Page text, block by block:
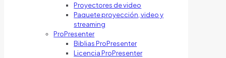
Proyectores de video
Paquete proyección, video y
streaming
ProPresenter
Biblias ProPresenter
Licencia ProPresenter